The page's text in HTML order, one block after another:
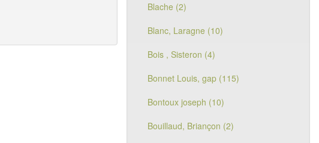
Blache (2)
Blanc, Laragne (10)
Bois , Sisteron (4)
Bonnet Louis, gap (115)
Bontoux joseph (10)
Bouillaud, Briançon (2)